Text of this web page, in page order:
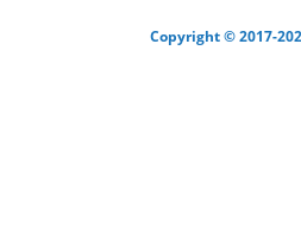
Copyright © 2017-